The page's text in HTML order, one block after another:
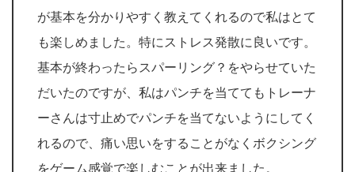
が基本を分かりやすく教えてくれるので私はとて
も楽しめました。特にストレス発散に良いです。
基本が終わったらスパーリング？をやらせていた
だいたのですが、私はパンチを当ててもトレーナ
ーさんは寸止めでパンチを当てないようにしてく
れるので、痛い思いをすることがなくボクシング
をゲーム感覚で楽しむことが出来ました。